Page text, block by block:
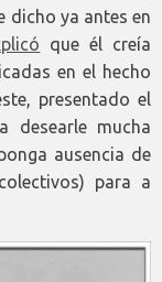
dicho ya antes en
que él creía
en el hecho
presentado el
desearle mucha
ausencia de
para a